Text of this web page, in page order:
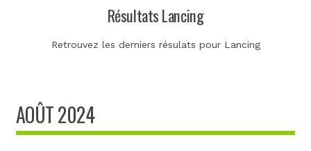
Résultats Lancing
Retrouvez les derniers résulats pour Lancing
AOÛT 2024